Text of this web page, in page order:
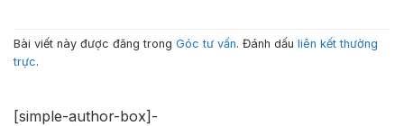
Bài viết này được đăng trong Góc tư vấn. Đánh dấu liên kết thường
trực.
[simple-author-box]-